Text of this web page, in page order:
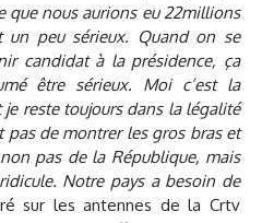
que nous aurions eu 22millions
un peu sérieux. Quand on se
candidat à la présidence, ça
être sérieux. Moi c’est la
reste toujours dans la légalité
pas de montrer les gros bras et
pas de la République, mais
Notre pays a besoin de
sur les antennes de la Crtv